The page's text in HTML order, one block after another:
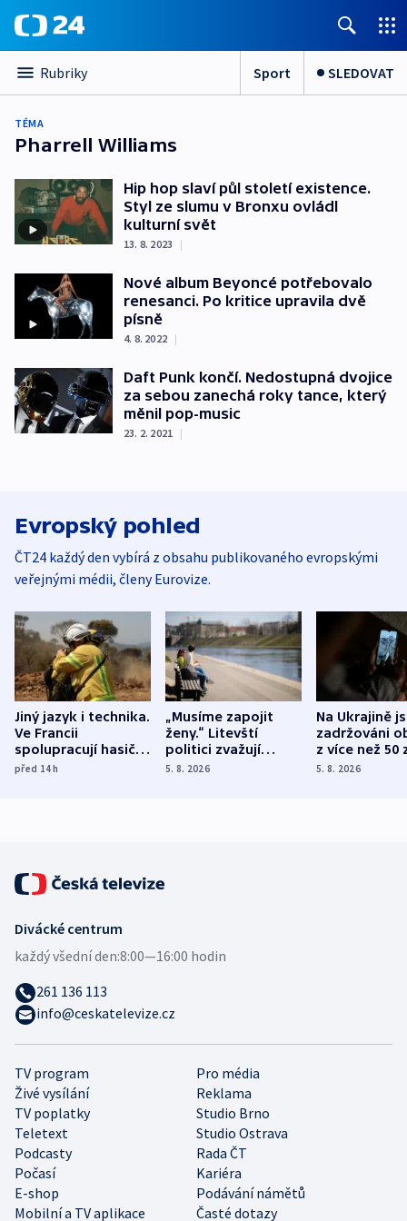
Rubriky Sport SLEDOVAT
TÉMA
Pharrell Williams
Hip hop slaví půl století existence.
Styl ze slumu v Bronxu ovládl
kulturní svět
13. 8. 2023 |
Nové album Beyoncé potřebovalo
renesanci. Po kritice upravila dvě
písně
4. 8. 2022 |
Daft Punk končí. Nedostupná dvojice
za sebou zanechá roky tance, který
měnil pop-music
23. 2. 2021 |
Evropský pohled
ČT24 každý den vybírá z obsahu publikovaného evropskými
veřejnými médii, členy Eurovize.
Jiný jazyk i technika.
Ve Francii
spolupracují hasiči z
různých zemí
před 14h
„Musíme zapojit
ženy.“ Litevští
politici zvažují
dohodu o
5. 8. 2026
Na Ukrajině
zadržováni
z více než 50
Bojovali na
5. 8. 2026
TV program
Pro média
Živé vysílání
Reklama
TV poplatky
Studio Brno
Teletext
Studio Ostrava
Podcasty
Rada ČT
Počasí
Kariéra
E-shop
Podávání námětů
Mobilní a TV aplikace
Časté dotazy
Divácké centrum
každý všední den:8:00—16:00 hodin
261 136 113
info@ceskatelevize.cz